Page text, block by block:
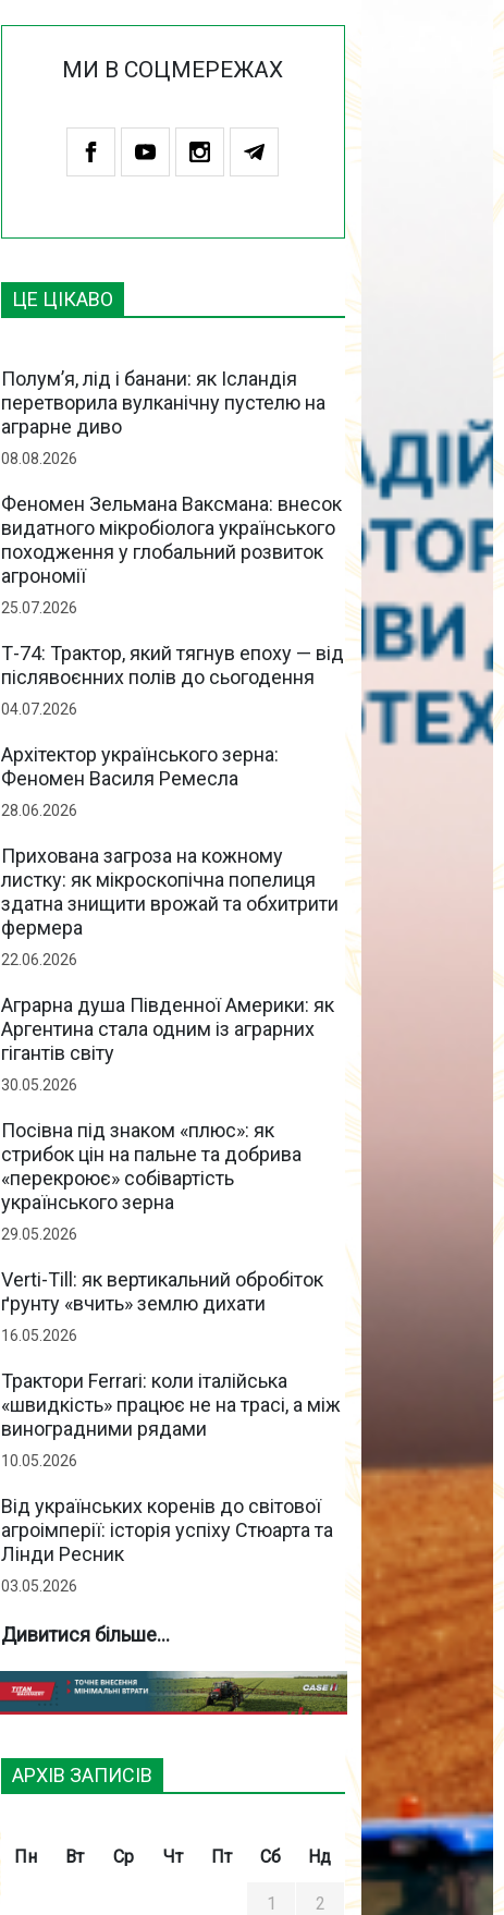
МИ В СОЦМЕРЕЖАХ
ЦЕ ЦІКАВО
Полум’я, лід і банани: як Ісландія
перетворила вулканічну пустелю на
аграрне диво
08.08.2026
Феномен Зельмана Ваксмана: внесок
видатного мікробіолога українського
походження у глобальний розвиток
агрономії
25.07.2026
Т-74: Трактор, який тягнув епоху — від
післявоєнних полів до сьогодення
04.07.2026
Архітектор українського зерна:
Феномен Василя Ремесла
28.06.2026
Прихована загроза на кожному
листку: як мікроскопічна попелиця
здатна знищити врожай та обхитрити
фермера
22.06.2026
Аграрна душа Південної Америки: як
Аргентина стала одним із аграрних
гігантів світу
30.05.2026
Посівна під знаком «плюс»: як
стрибок цін на пальне та добрива
«перекроює» собівартість
українського зерна
29.05.2026
Verti-Till: як вертикальний обробіток
ґрунту «вчить» землю дихати
16.05.2026
Трактори Ferrari: коли італійська
«швидкість» працює не на трасі, а між
виноградними рядами
10.05.2026
Від українських коренів до світової
агроімперії: історія успіху Стюарта та
Лінди Ресник
03.05.2026
Дивитися більше...
АРХІВ ЗАПИСІВ
Пн Вт Ср Чт Пт Сб Нд
1 2